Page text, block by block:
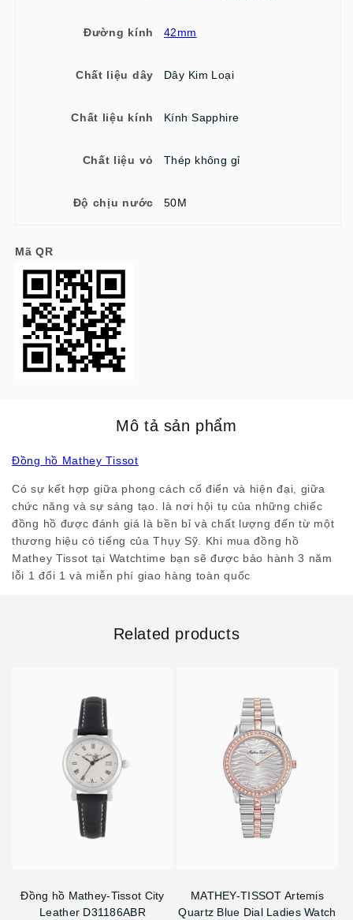
Đường kính 42mm
Chất liệu dây Dây Kim Loại
Chất liệu kính Kính Sapphire
Chất liệu vỏ Thép không gỉ
Độ chịu nước 50M
Mã QR
Mô tả sản phẩm
Đồng hồ Mathey Tissot
Có sự kết hợp giữa phong cách cổ điển và hiện đại, giữa
chức năng và sự sáng tạo. là nơi hội tụ của những chiếc
đồng hồ được đánh giá là bền bỉ và chất lượng đến từ một
thương hiệu có tiếng của Thụy Sỹ. Khi mua đồng hồ
Mathey Tissot tại Watchtime bạn sẽ được bảo hành 3 năm
lỗi 1 đổi 1 và miễn phí giao hàng toàn quốc
Related products
Đồng hồ Mathey-Tissot City
Leather D31186ABR
MATHEY-TISSOT Artemis
Quartz Blue Dial Ladies Watch